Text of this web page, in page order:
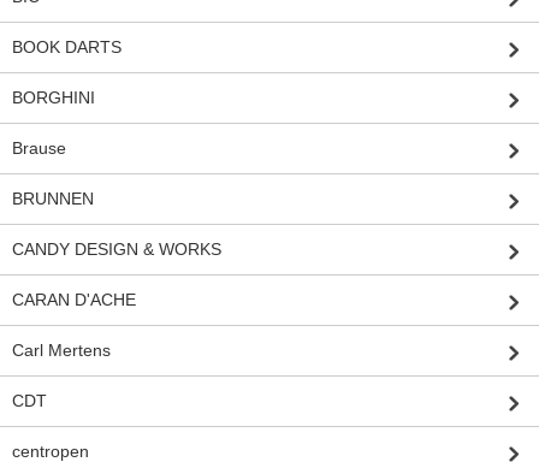
BOOK DARTS
BORGHINI
Brause
BRUNNEN
CANDY DESIGN & WORKS
CARAN D'ACHE
Carl Mertens
CDT
centropen